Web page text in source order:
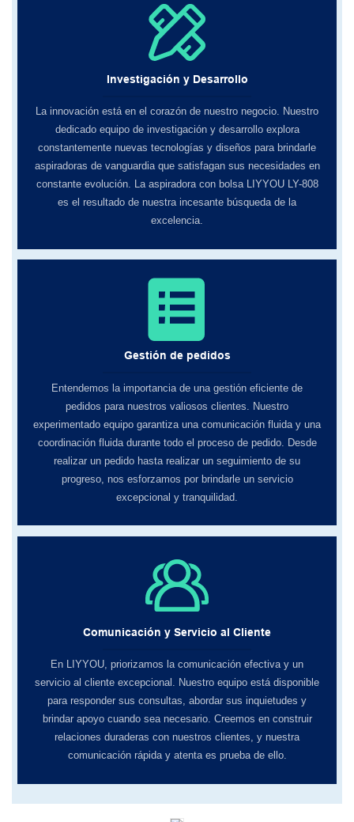
Investigación y Desarrollo
La innovación está en el corazón de nuestro negocio. Nuestro
dedicado equipo de investigación y desarrollo explora
constantemente nuevas tecnologías y diseños para brindarle
aspiradoras de vanguardia que satisfagan sus necesidades en
constante evolución. La aspiradora con bolsa LIYYOU LY-808
es el resultado de nuestra incesante búsqueda de la
excelencia.
Gestión de pedidos
Entendemos la importancia de una gestión eficiente de
pedidos para nuestros valiosos clientes. Nuestro
experimentado equipo garantiza una comunicación fluida y una
coordinación fluida durante todo el proceso de pedido. Desde
realizar un pedido hasta realizar un seguimiento de su
progreso, nos esforzamos por brindarle un servicio
excepcional y tranquilidad.
Comunicación y Servicio al Cliente
En LIYYOU, ​​priorizamos la comunicación efectiva y un
servicio al cliente excepcional. Nuestro equipo está disponible
para responder sus consultas, abordar sus inquietudes y
brindar apoyo cuando sea necesario. Creemos en construir
relaciones duraderas con nuestros clientes, y nuestra
comunicación rápida y atenta es prueba de ello.